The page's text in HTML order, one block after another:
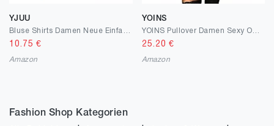
YJUU
10.75 €
Amazon
YOINS
25.20 €
Amazon
Fashion Shop Kategorien